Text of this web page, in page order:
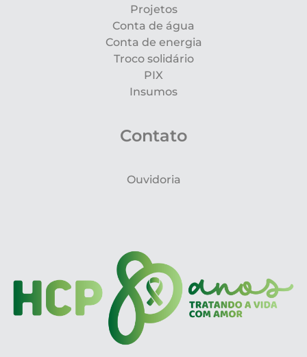
Projetos
Conta de água
Conta de energia
Troco solidário
PIX
Insumos
Contato
Ouvidoria